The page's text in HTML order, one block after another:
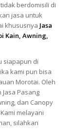
berdomisili di
jasa untuk
khususnya Jasa
Kain, Awning,
siapapun di
kami pun bisa
Morotai. Oleh
Pasang
dan Canopy
melayani
silahkan